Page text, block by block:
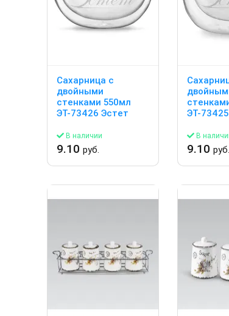
Сахарница с
двойными
стенками 550мл
ЭТ-73426 Эстет
В наличии
9.10 руб.
ЭТ-
В
9.10 руб.